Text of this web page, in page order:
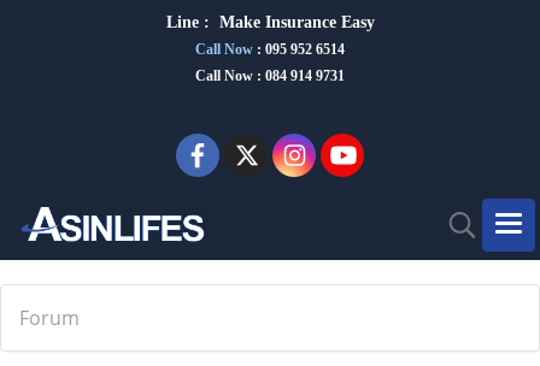
Line : Make Insurance Easy
Call Now : 095 952 6514
Call Now : 084 914 9731
Forum